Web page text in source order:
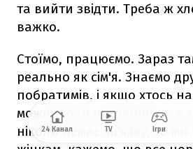
та вийти звідти. Треба ж
важко.
Стоїмо, працюємо. Зараз
реально як сім'я. Знаємо
побратимів, і якщо хтось
можливості поговорити, а
ніколи немає зв'язку, то
24 Канал TV Ігри